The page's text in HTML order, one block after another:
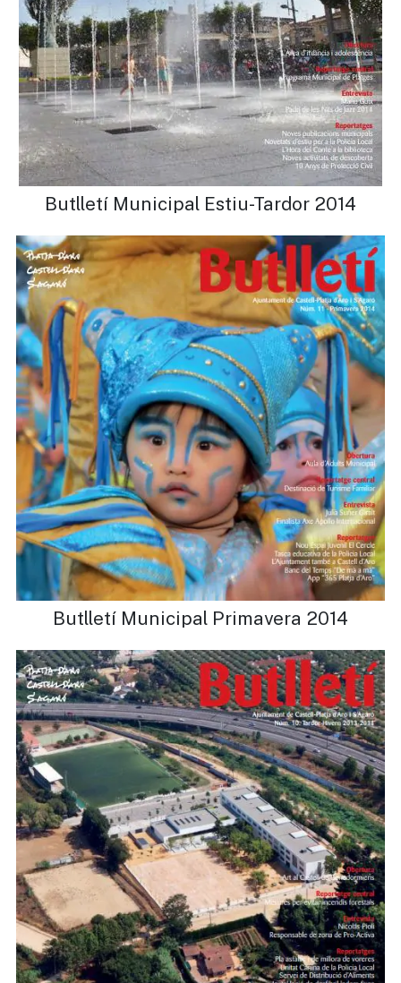
Butlletí Municipal Estiu-Tardor 2014
Butlletí Municipal Primavera 2014